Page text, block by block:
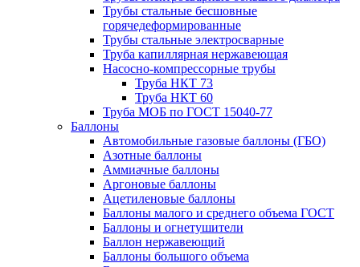
Трубы стальные бесшовные
горячедеформированные
Трубы стальные электросварные
Труба капиллярная нержавеющая
Насосно-компрессорные трубы
Труба НКТ 73
Труба НКТ 60
Труба МОБ по ГОСТ 15040-77
Баллоны
Автомобильные газовые баллоны (ГБО)
Азотные баллоны
Аммиачные баллоны
Аргоновые баллоны
Ацетиленовые баллоны
Баллоны малого и среднего объема ГОСТ
Баллоны и огнетушители
Баллон нержавеющий
Баллоны большого объема